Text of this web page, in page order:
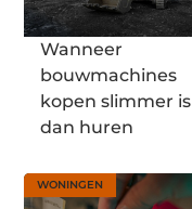
Wanneer
bouwmachines
kopen slimmer is
dan huren
WONINGEN